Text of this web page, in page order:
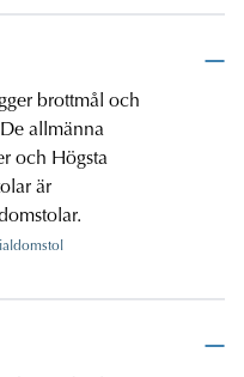
brottmål och
allmänna
och Högsta
är